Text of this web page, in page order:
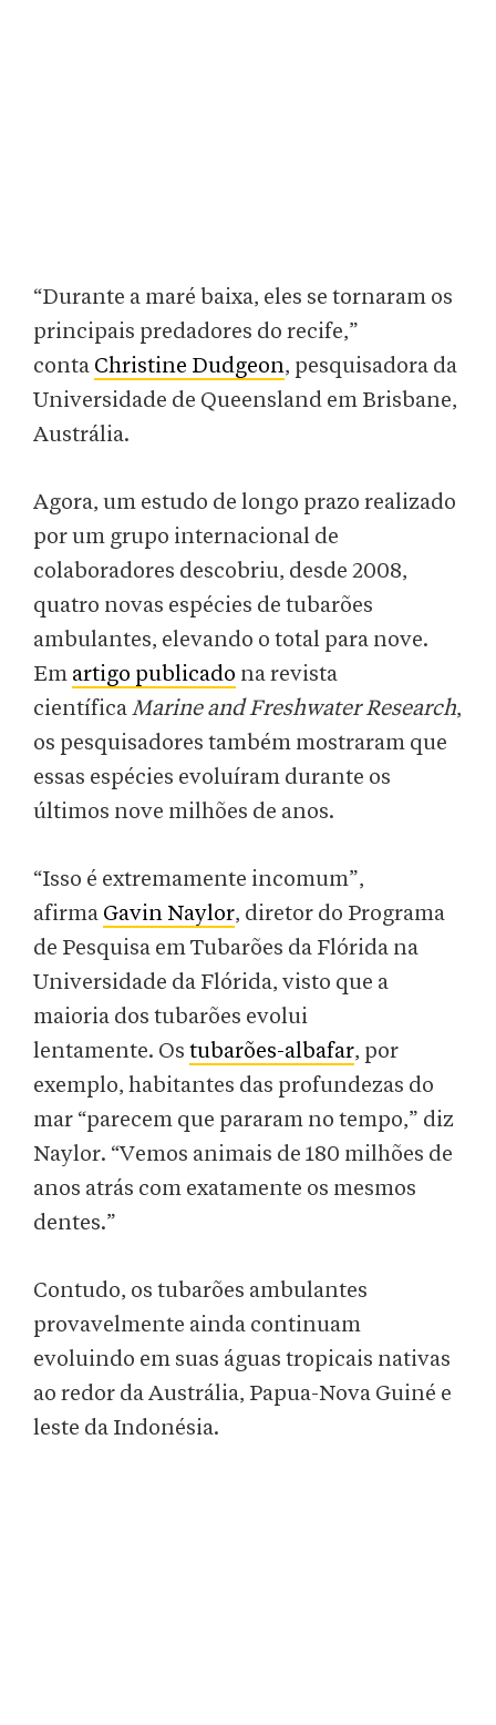
“Durante a maré baixa, eles se tornaram os
principais predadores do recife,”
conta Christine Dudgeon, pesquisadora da
Universidade de Queensland em Brisbane,
Austrália.
Agora, um estudo de longo prazo realizado
por um grupo internacional de
colaboradores descobriu, desde 2008,
quatro novas espécies de tubarões
ambulantes, elevando o total para nove.
Em artigo publicado na revista
científicaMarine and Freshwater Research,
os pesquisadores também mostraram que
essas espécies evoluíram durante os
últimos nove milhões de anos.
“Isso é extremamente incomum”,
afirma Gavin Naylor, diretor do Programa
de Pesquisa em Tubarões da Flórida na
Universidade da Flórida, visto que a
maioria dos tubarões evolui
lentamente. Os tubarões-albafar, por
exemplo, habitantes das profundezas do
mar “parecem que pararam no tempo,” diz
Naylor. “Vemos animais de 180 milhões de
anos atrás com exatamente os mesmos
dentes.”
Contudo, os tubarões ambulantes
provavelmente ainda continuam
evoluindo em suas águas tropicais nativas
ao redor da Austrália, Papua-Nova Guiné e
leste da Indonésia.